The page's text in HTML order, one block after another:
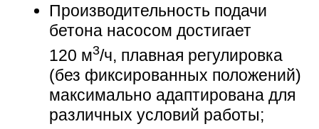
Производительность подачи
бетона насосом достигает
120 м3/ч, плавная регулировка
(без фиксированных положений)
максимально адаптирована для
различных условий работы;